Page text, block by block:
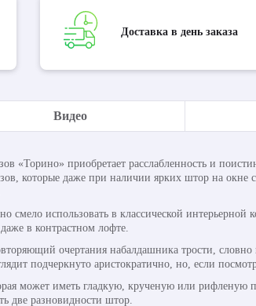
Доставка в день заказа
Видео
«Торино» приобретает расслабленность и
которые даже при наличии ярких штор на окне
смело использовать в классической
в контрастном лофте.
очертания набалдашника трости,
подчеркнуто аристократично, но, если
может иметь гладкую, крученую или
две разновидности штор.